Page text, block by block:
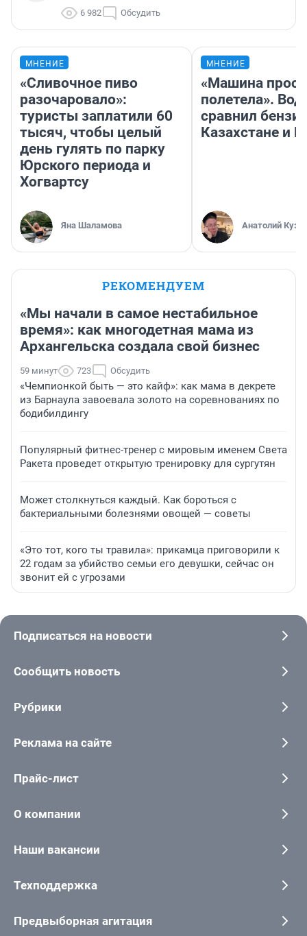
6 982 Обсудить
МНЕНИЕ
«Сливочное пиво
разочаровало»:
туристы заплатили 60
тысяч, чтобы целый
день гулять по парку
Юрского периода и
Хогвартсу
Яна Шаламова
МНЕНИЕ
«Машина
полетела».
сравнил
Казахстане и
Анатолий
РЕКОМЕНДУЕМ
«Мы начали в самое нестабильное
время»: как многодетная мама из
Архангельска создала свой бизнес
59 минут 723 Обсудить
«Чемпионкой быть — это кайф»: как мама в декрете
из Барнаула завоевала золото на соревнованиях по
бодибилдингу
Популярный фитнес-тренер с мировым именем Света
Ракета проведет открытую тренировку для сургутян
Может столкнуться каждый. Как бороться с
бактериальными болезнями овощей — советы
«Это тот, кого ты травила»: прикамца приговорили к
22 годам за убийство семьи его девушки, сейчас он
звонит ей с угрозами
Подписаться на новости
Сообщить новость
Рубрики
Реклама на сайте
Прайс-лист
О компании
Наши вакансии
Техподдержка
Предвыборная агитация